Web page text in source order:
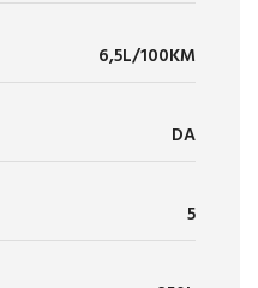
6,5L/100KM
DA
5